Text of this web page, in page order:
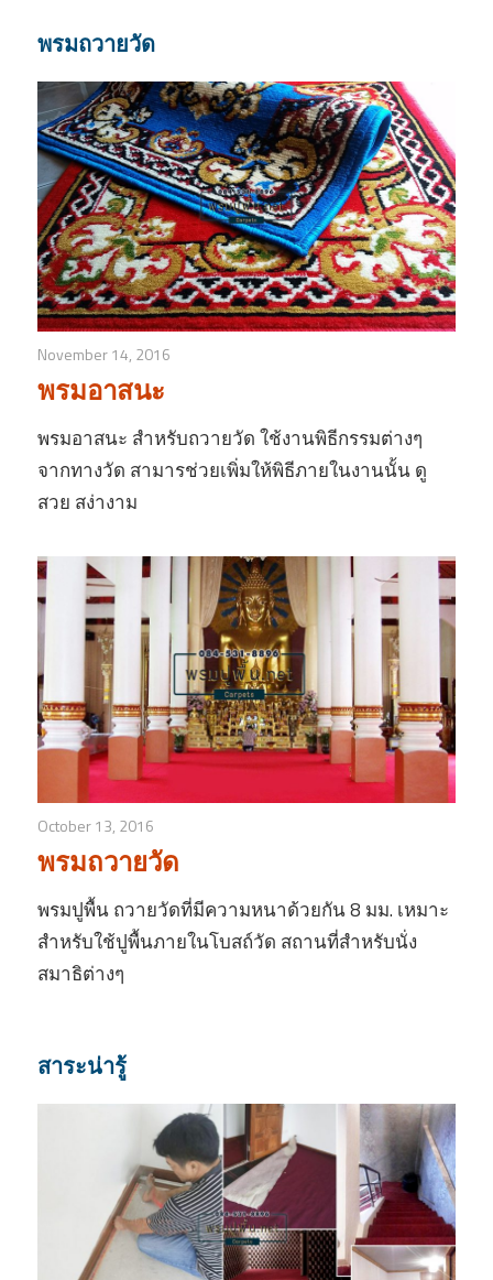
พรมถวายวัด
November 14, 2016
พรมอาสนะ
พรมอาสนะ สำหรับถวายวัด ใช้งานพิธีกรรมต่างๆ
จากทางวัด สามารช่วยเพิ่มให้พิธีภายในงานนั้น ดู
สวย สง่างาม
October 13, 2016
พรมถวายวัด
พรมปูพื้น ถวายวัดที่มีความหนาด้วยกัน 8 มม. เหมาะ
สำหรับใช้ปูพื้นภายในโบสถ์วัด สถานที่สำหรับนั่ง
สมาธิต่างๆ
สาระน่ารู้